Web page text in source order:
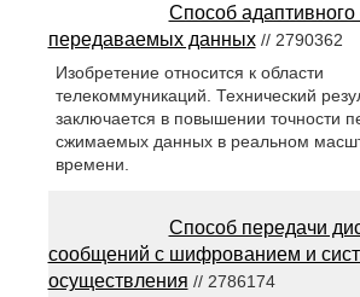
Способ адаптивного
передаваемых данных// 2790362
Изобретение относится к области
телекоммуникаций. Технический
заключается в повышении точности
сжимаемых данных в реальном
времени.
Способ передачи
сообщений с шифрованием и
осуществления // 2786174